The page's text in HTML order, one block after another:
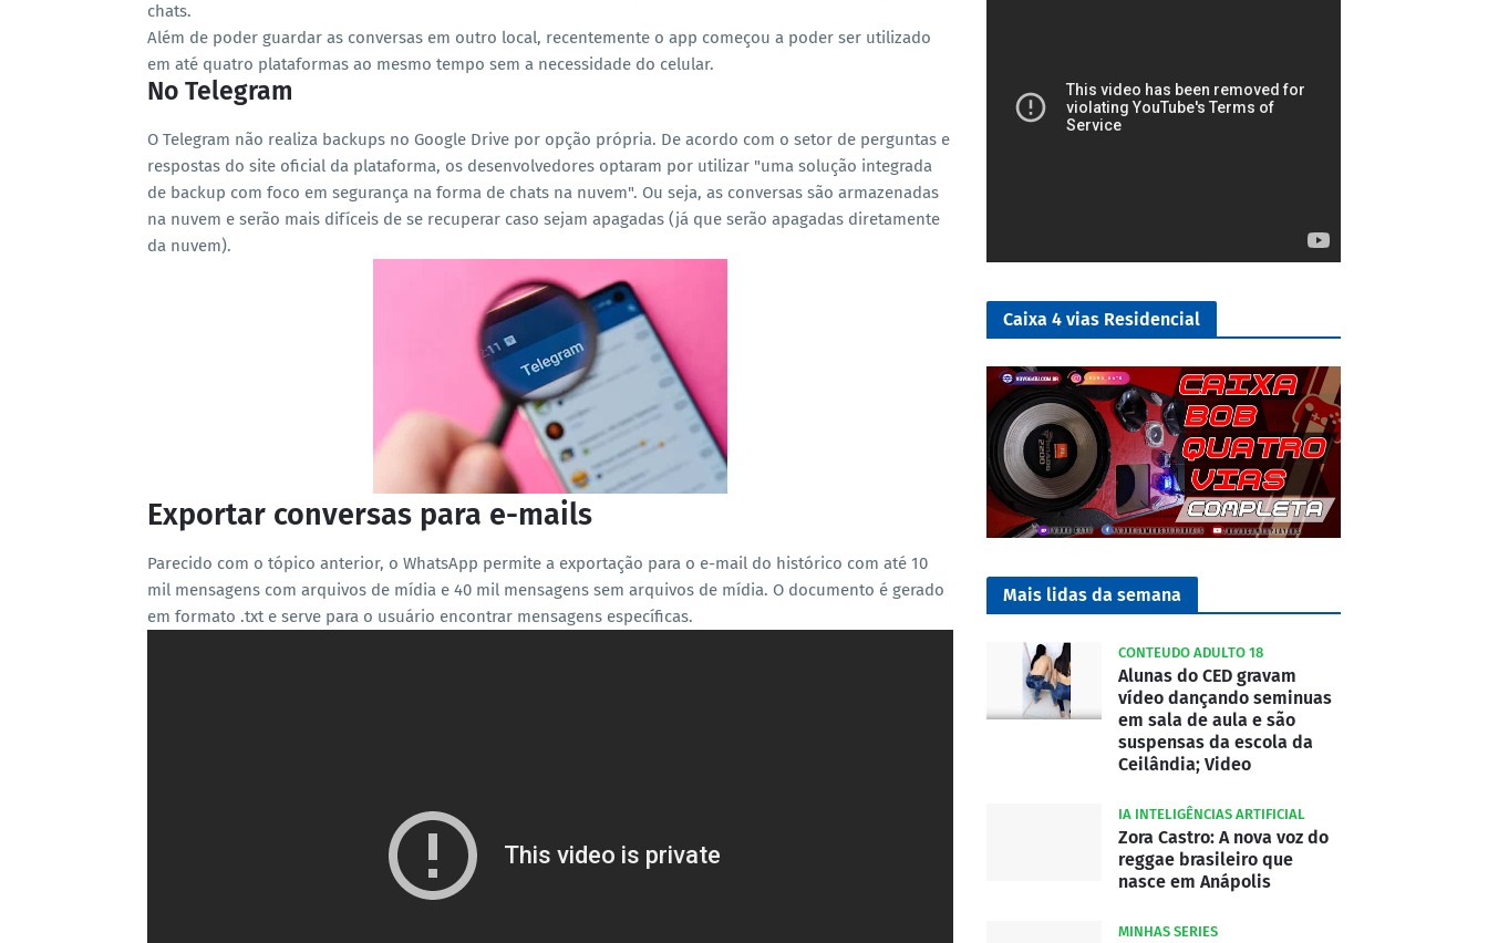
chats.
Além de poder guardar as conversas em outro local, recentemente o app começou a poder ser utilizado
em até quatro plataformas ao mesmo tempo sem a necessidade do celular.
No Telegram
O Telegram não realiza backups no Google Drive por opção própria. De acordo com o setor de perguntas e
respostas do site oficial da plataforma, os desenvolvedores optaram por utilizar "uma solução integrada
de backup com foco em segurança na forma de chats na nuvem". Ou seja, as conversas são armazenadas
na nuvem e serão mais difíceis de se recuperar caso sejam apagadas (já que serão apagadas diretamente
da nuvem).
Exportar conversas para e-mails
Parecido com o tópico anterior, o WhatsApp permite a exportação para o e-mail do histórico com até 10
mil mensagens com arquivos de mídia e 40 mil mensagens sem arquivos de mídia. O documento é gerado
em formato .txt e serve para o usuário encontrar mensagens específicas.
Caixa 4 vias Residencial
Mais lidas da semana
CONTEUDO ADULTO 18
Alunas do CED gravam
vídeo dançando seminuas
em sala de aula e são
suspensas da escola da
Ceilândia; Video
IA INTELIGÊNCIAS ARTIFICIAL
Zora Castro: A nova voz do
reggae brasileiro que
nasce em Anápolis
MINHAS SERIES